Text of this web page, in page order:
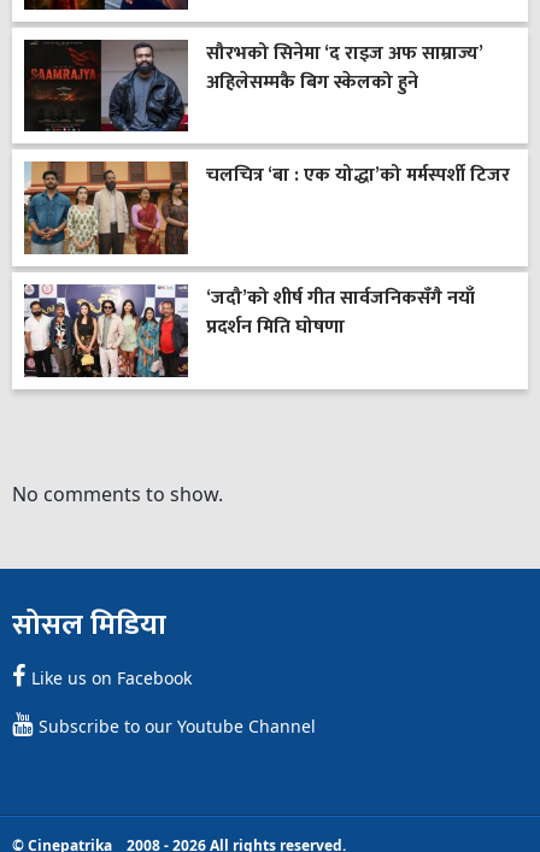
सौरभको सिनेमा ‘द राइज अफ साम्राज्य’
अहिलेसम्मकै बिग स्केलको हुने
चलचित्र ‘बा : एक योद्धा’को मर्मस्पर्शी टिजर
‘जदौ’को शीर्ष गीत सार्वजनिकसँगै नयाँ
प्रदर्शन मिति घोषणा
No comments to show.
सोसल मिडिया
Like us on Facebook
Subscribe to our Youtube Channel
© Cinepatrika 2008 - 2026 All rights reserved.